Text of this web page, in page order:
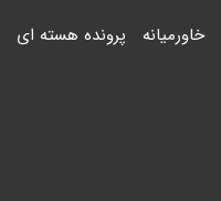
خاورمیانه پرونده هسته ای